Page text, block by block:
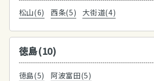
松山(6) 西条(5) 大街道(4)
徳島(10)
徳島(5) 阿波富田(5)